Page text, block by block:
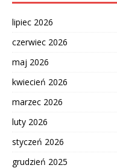
lipiec 2026
czerwiec 2026
maj 2026
kwiecień 2026
marzec 2026
luty 2026
styczeń 2026
grudzień 2025